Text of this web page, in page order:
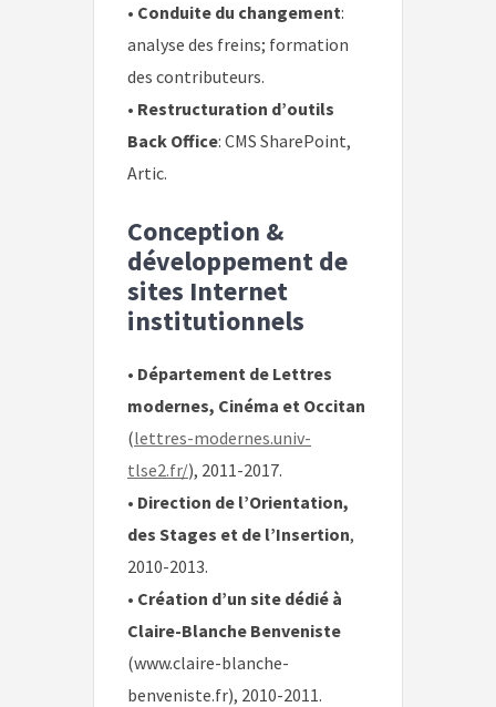
• Conduite du changement:
analyse des freins; formation
des contributeurs.
• Restructuration d’outils
Back Office: CMS SharePoint,
Artic.
Conception &
développement de
sites Internet
institutionnels
• Département de Lettres
modernes, Cinéma et Occitan
(lettres-modernes.univ-
tlse2.fr/), 2011-2017.
• Direction de l’Orientation,
des Stages et de l’Insertion,
2010-2013.
• Création d’un site dédié à
Claire-Blanche Benveniste
(www.claire-blanche-
benveniste.fr), 2010-2011.